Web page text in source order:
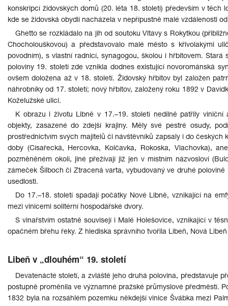
konskripcí židovských domů (20. léta 18. století) především v těch
kde se židovská obydlí nacházela v nepřípustně malé vzdálenosti
Ghetto se rozkládalo na jih od soutoku Vltavy s Rokytkou
Chocholouškovou) a představovalo malé město s křivolakými
povodním), s vlastní radnicí, synagogou, školou i hřbitovem.
poloviny 19. století zde vznikla dodnes existující novorománská
ovšem doložena až v 18. století. Židovský hřbitov byl založen
náhrobníky od 17. století; nový hřbitov, založený roku 1892 v
Koželužské ulici.
K obrazu i životu Libně v 17.–19. století nedílně patřily viniční
objekty, zasazené do zdejší krajiny. Měly své pestré osudy,
prostřednictvím svých majitelů či návštěvníků zapsaly i do
doby (Císařecká, Hercovka, Kolčavka, Rokoska, Vlachovka),
pozměněném okolí, jiné přežívají již jen v místním názvosloví
zámeček Šilboch či Ztracená varta, vybudovaný ve druhé
usedlosti.
Do 17.–18. století spadají počátky Nové Libně, vznikající na
mezi vinicemi solitérní hospodářské dvory.
S vinařstvím ostatně souvisejí i Malé Holešovice, vznikající v
opačném břehu řeky. Z hlediska správního tvořila Libeň, Nová
Libeň v „dlouhém“ 19. století
Devatenácté století, a zvláště jeho druhá polovina, představuje
postupně proměnila ve významné pražské průmyslové předměstí.
1832 byla na rozsáhlém pozemku někdejší vinice Švábka mezi